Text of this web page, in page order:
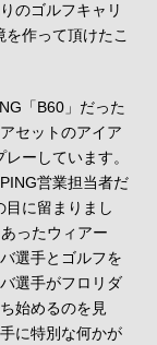
のゴルフキャリ
作って頂けたこ
「B60」だった
セットのアイア
ーしています。
営業担当者だ
目に留まりまし
ったウィアー
選手とゴルフを
選手がフロリダ
始めるのを見
に特別な何かが